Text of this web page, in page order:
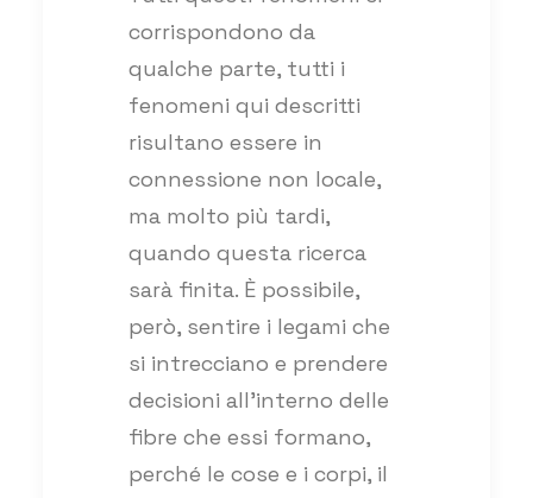
corrispondono da
qualche parte, tutti i
fenomeni qui descritti
risultano essere in
connessione non locale,
ma molto più tardi,
quando questa ricerca
sarà finita. È possibile,
però, sentire i legami che
si intrecciano e prendere
decisioni all’interno delle
fibre che essi formano,
perché le cose e i corpi, il